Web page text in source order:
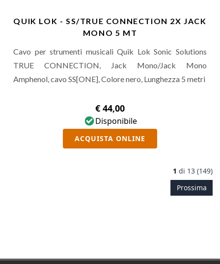
QUIK LOK - SS/TRUE CONNECTION 2X JACK
MONO 5 MT
Cavo per strumenti musicali Quik Lok Sonic Solutions
TRUE CONNECTION, Jack Mono/Jack Mono
Amphenol, cavo SS[ONE], Colore nero, Lunghezza 5 metri
€ 44,00
Disponibile
ACQUISTA ONLINE
1 di 13 (149)
Prossima